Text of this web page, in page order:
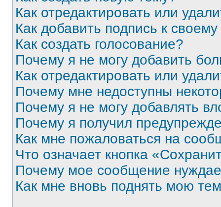
Как отредактировать или
Как добавить подпись к
Как создать голосование?
Почему я не могу добавить
Как отредактировать или
Почему мне недоступны
Почему я не могу добавлять
Почему я получил
Как мне пожаловаться на
Что означает кнопка
Почему мое сообщение
Как мне вновь поднять мою